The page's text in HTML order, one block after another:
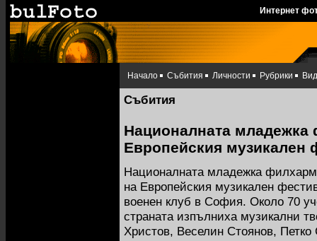
Интернет
Начало Събития Личности Рубрики
Събития
Националната
Европейския музикален
Националната младежка
на Европейския музикален
военен клуб в София. Около 70
страната изпълниха музикални
Христов, Веселин Стоянов,